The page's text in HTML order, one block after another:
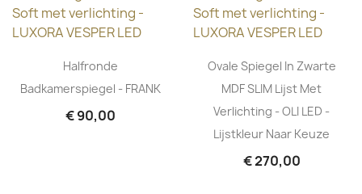
Halfronde
Badkamerspiegel - FRANK
€ 90,00
Ovale Spiegel In Zwarte
MDF SLIM Lijst Met
Verlichting - OLI LED -
Lijstkleur Naar Keuze
€ 270,00